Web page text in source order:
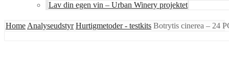
Lav din egen vin – Urban Winery projektet
Home Analyseudstyr Hurtigmetoder - testkits Botrytis cinerea – 24